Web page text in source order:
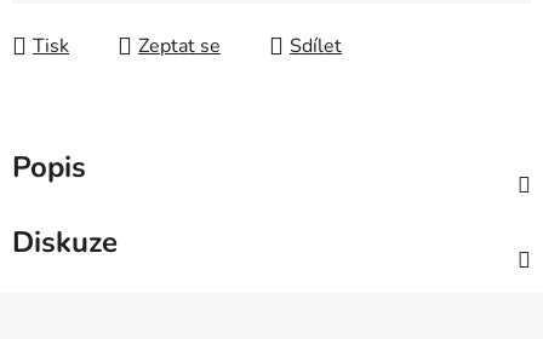
Tisk Zeptat se Sdílet
Popis
Diskuze